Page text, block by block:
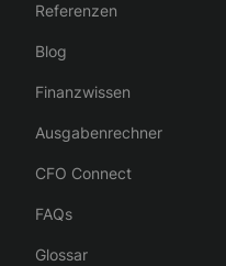
Referenzen
Blog
Finanzwissen
Ausgabenrechner
CFO Connect
FAQs
Glossar